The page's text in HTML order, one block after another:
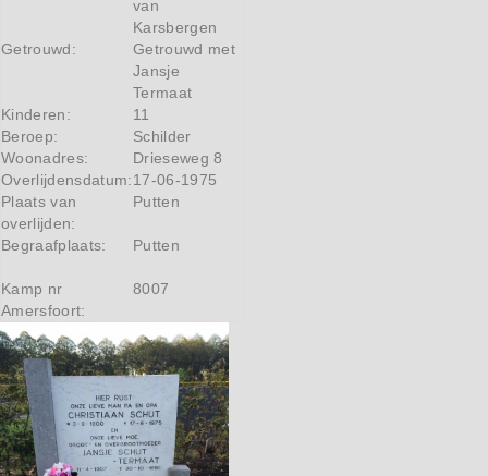
van
Karsbergen
Getrouwd:
Getrouwd met
Jansje
Termaat
Kinderen:
11
Beroep:
Schilder
Woonadres:
Drieseweg 8
Overlijdensdatum:17-06-1975
Plaats van
overlijden:
Putten
Begraafplaats: Putten
Kamp nr
Amersfoort:
8007